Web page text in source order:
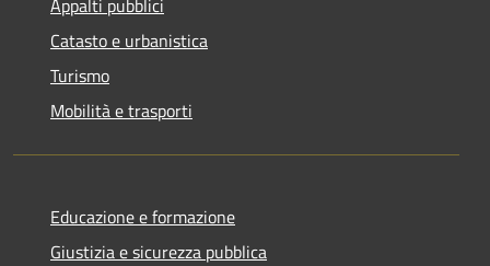
Appalti pubblici
Catasto e urbanistica
Turismo
Mobilità e trasporti
Educazione e formazione
Giustizia e sicurezza pubblica